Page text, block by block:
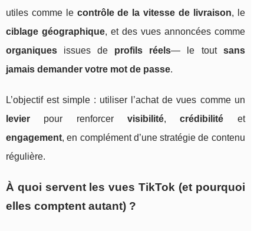
utiles comme le contrôle de la vitesse de livraison, le
ciblage géographique, et des vues annoncées comme
organiques issues de profils réels— le tout sans
jamais demander votre mot de passe.
L’objectif est simple : utiliser l’achat de vues comme un
levier pour renforcer visibilité,crédibilité et
engagement, en complément d’une stratégie de contenu
régulière.
À quoi servent les vues TikTok (et pourquoi
elles comptent autant) ?